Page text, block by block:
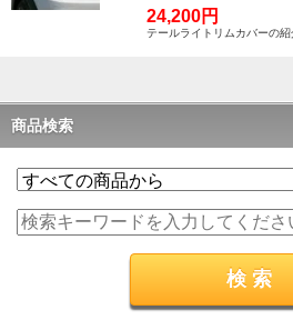
24,200円
テールライトリムカバーの紹
商品検索